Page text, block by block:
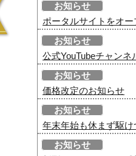
お知らせ
ポータルサイトをオー
お知らせ
公式YouTubeチャンネ
お知らせ
価格改定のお知らせ
お知らせ
年末年始も休まず駆け
お知らせ